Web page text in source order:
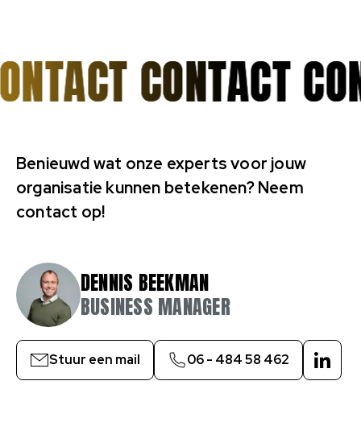
Benieuwd wat onze experts voor jouw
organisatie kunnen betekenen? Neem
contact op!
DENNIS BEEKMAN
BUSINESS MANAGER
Stuur een mail 06 - 484 58 462